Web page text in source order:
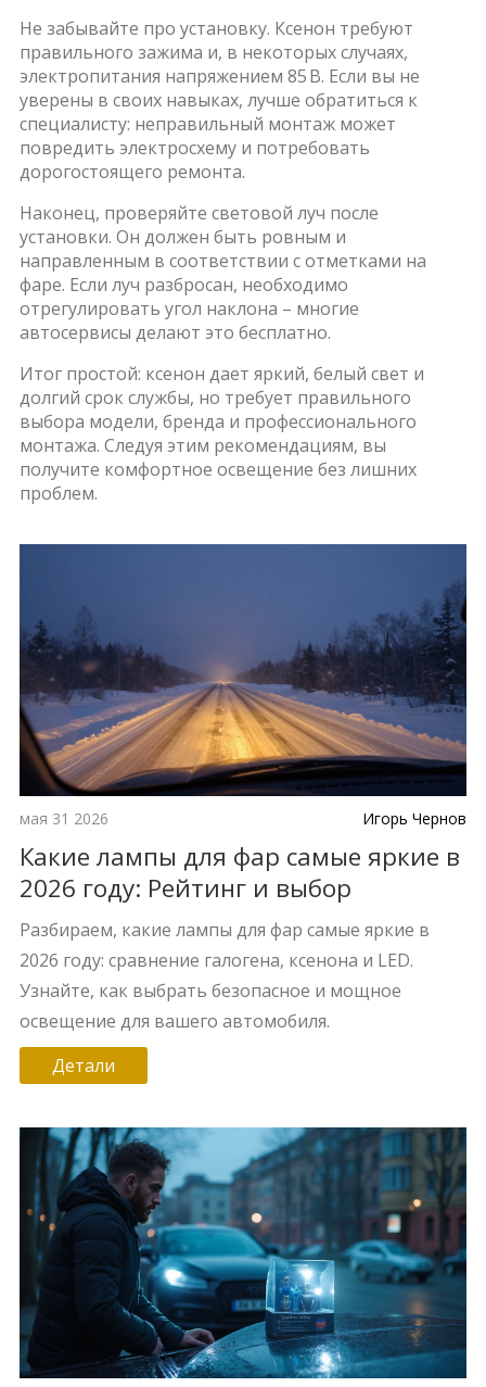
Не забывайте про установку. Ксенон требуют
правильного зажима и, в некоторых случаях,
электропитания напряжением 85 В. Если вы не
уверены в своих навыках, лучше обратиться к
специалисту: неправильный монтаж может
повредить электросхему и потребовать
дорогостоящего ремонта.
Наконец, проверяйте световой луч после
установки. Он должен быть ровным и
направленным в соответствии с отметками на
фаре. Если луч разбросан, необходимо
отрегулировать угол наклона – многие
автосервисы делают это бесплатно.
Итог простой: ксенон дает яркий, белый свет и
долгий срок службы, но требует правильного
выбора модели, бренда и профессионального
монтажа. Следуя этим рекомендациям, вы
получите комфортное освещение без лишних
проблем.
мая 31 2026 Игорь Чернов
Какие лампы для фар самые яркие в
2026 году: Рейтинг и выбор
Разбираем, какие лампы для фар самые яркие в
2026 году: сравнение галогена, ксенона и LED.
Узнайте, как выбрать безопасное и мощное
освещение для вашего автомобиля.
Детали